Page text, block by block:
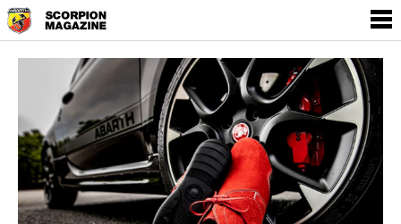
THE WORLD OF
EMPOWERMENT BY